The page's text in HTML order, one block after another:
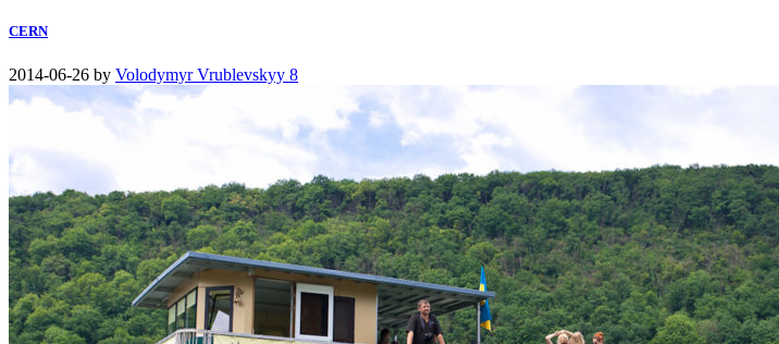
CERN
2014-06-26 by Volodymyr Vrublevskyy 8